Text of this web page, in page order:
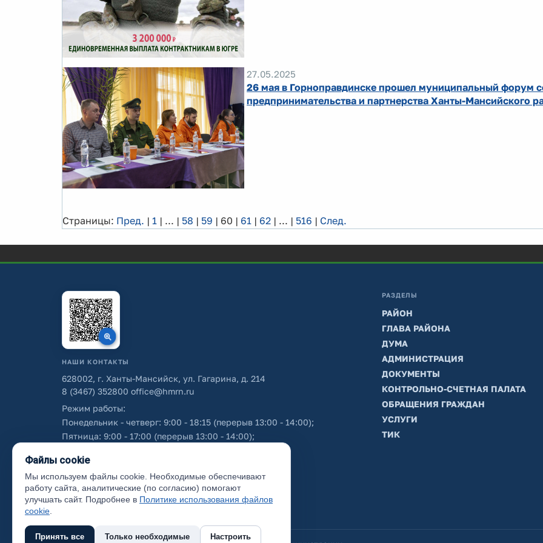
27.05.2025
26 мая в Горноправдинске прошел муниципальный форум
предпринимательства и партнерства Ханты-Мансийского
Страницы: Пред. | 1 | ... | 58 | 59 | 60 | 61 | 62 | ... | 516 | След.
НАШИ КОНТАКТЫ
628002, г. Ханты-Мансийск, ул. Гагарина, д. 214
8 (3467) 352800 office@hmrn.ru
Режим работы:
Понедельник - четверг: 9:00 - 18:15 (перерыв 13:00 - 14:00);
Пятница: 9:00 - 17:00 (перерыв 13:00 - 14:00);
Об использовании персональных данных
РАЗДЕЛЫ
РАЙОН
ГЛАВА РАЙОНА
ДУМА
АДМИНИСТРАЦИЯ
ДОКУМЕНТЫ
КОНТРОЛЬНО-СЧЕТНАЯ ПАЛАТА
ОБРАЩЕНИЯ ГРАЖДАН
УСЛУГИ
ТИК
Файлы cookie
Мы используем файлы cookie. Необходимые обеспечивают
работу сайта, аналитические (по согласию) помогают
улучшать сайт. Подробнее в Политике использования файлов
cookie
Принять все Только необходимые Настроить